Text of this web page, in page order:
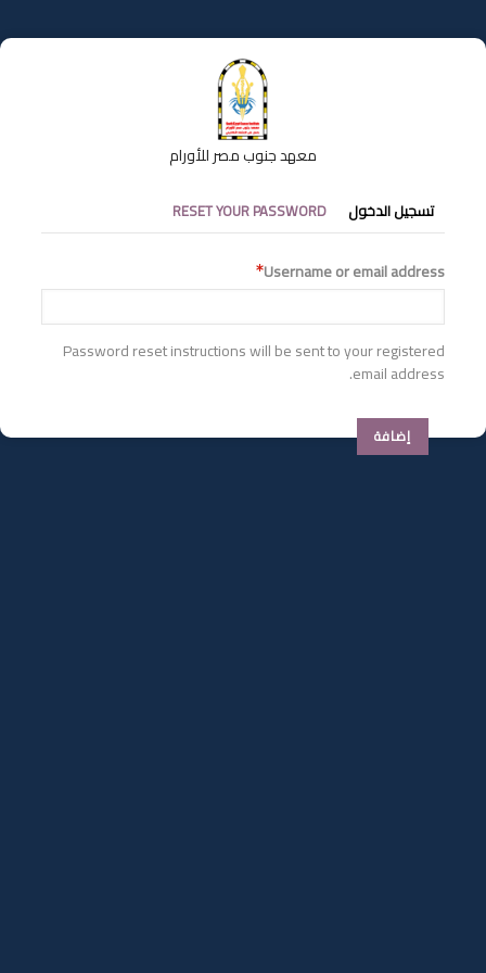
إلى
المحتوى
معهد جنوب مصر للأورام
التبويبات
الأساسية
تسجيل الدخول RESET YOUR PASSWORD
Username or email address
Password reset instructions will be sent to your registered
email address.